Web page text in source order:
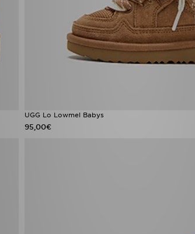
UGG Lo Lowmel Babys
95,00€